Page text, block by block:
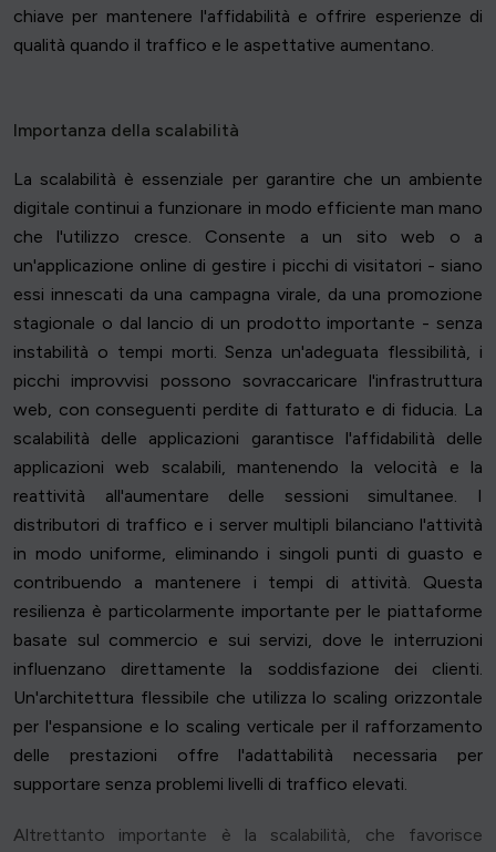
chiave per mantenere l'affidabilità e offrire esperienze di
qualità quando il traffico e le aspettative aumentano.
Importanza della scalabilità
La scalabilità è essenziale per garantire che un ambiente
digitale continui a funzionare in modo efficiente man mano
che l'utilizzo cresce. Consente a un sito web o a
un'applicazione online di gestire i picchi di visitatori - siano
essi innescati da una campagna virale, da una promozione
stagionale o dal lancio di un prodotto importante - senza
instabilità o tempi morti. Senza un'adeguata flessibilità, i
picchi improvvisi possono sovraccaricare l'infrastruttura
web, con conseguenti perdite di fatturato e di fiducia. La
scalabilità delle applicazioni garantisce l'affidabilità delle
applicazioni web scalabili, mantenendo la velocità e la
reattività all'aumentare delle sessioni simultanee. I
distributori di traffico e i server multipli bilanciano l'attività
in modo uniforme, eliminando i singoli punti di guasto e
contribuendo a mantenere i tempi di attività. Questa
resilienza è particolarmente importante per le piattaforme
basate sul commercio e sui servizi, dove le interruzioni
influenzano direttamente la soddisfazione dei clienti.
Un'architettura flessibile che utilizza lo scaling orizzontale
per l'espansione e lo scaling verticale per il rafforzamento
delle prestazioni offre l'adattabilità necessaria per
supportare senza problemi livelli di traffico elevati.
Altrettanto importante è la scalabilità, che favorisce